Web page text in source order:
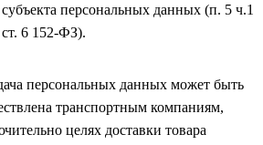
субъекта персональных данных (п. 5 ч.1
ст. 6 152-ФЗ).
персональных данных может быть
транспортным компаниям,
целях доставки товара